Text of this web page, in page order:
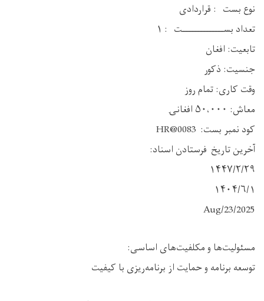
نوع بست : قراردادی
تعداد بســــــــــــــت : ۱
تابعیت: افغان
جنسیت: ذکور
وقت کاری: تمام روز
معاش: ۵۰،۰۰۰ افغانۍ
کود نمبر بست: HR@0083
آخرین تاریخ فرستادن اسناد:
١۴۴۷/۲/۲۹
۱۴۰۴/۶/۱
2025/Aug/23
مسئولیت‌ها و مکلفیت‌های اساسی:
توسعه برنامه و حمایت از برنامه‌ریزی با کیفیت